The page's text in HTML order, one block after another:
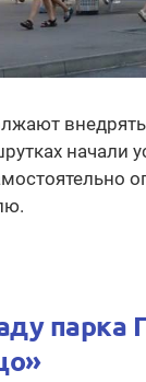
начали
парка